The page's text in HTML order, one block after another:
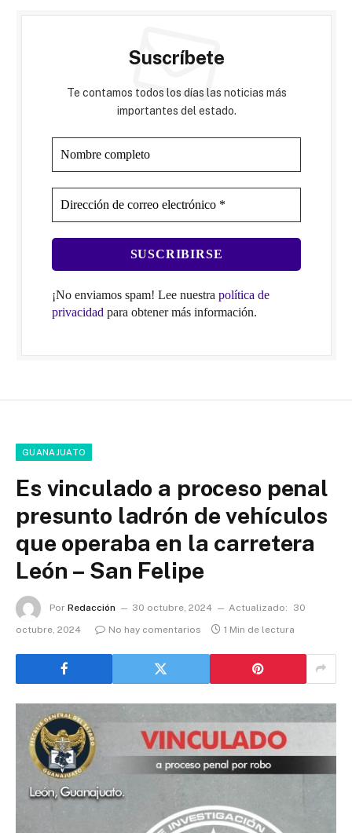
Suscríbete
Te contamos todos los días las noticias más
importantes del estado.
¡No enviamos spam! Lee nuestra política de
privacidad para obtener más información.
GUANAJUATO
Es vinculado a proceso penal
presunto ladrón de vehículos
que operaba en la carretera
León – San Felipe
Por Redacción 30 octubre, 2024 Actualizado:
30
octubre, 2024
No hay comentarios 1 Min de lectura